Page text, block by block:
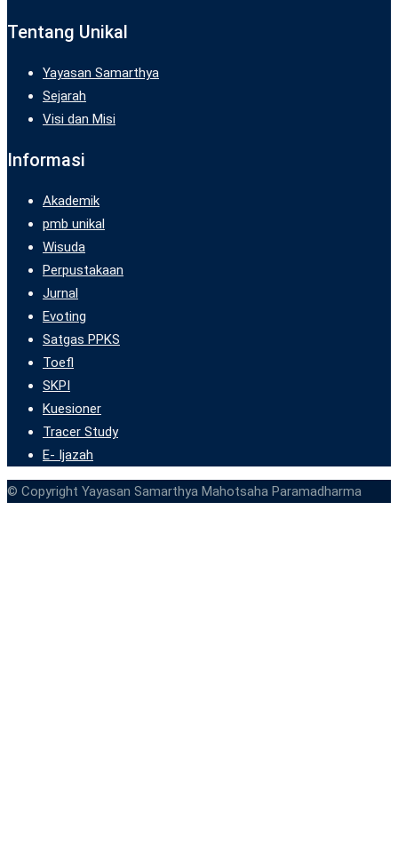
Tentang Unikal
Yayasan Samarthya
Sejarah
Visi dan Misi
Informasi
Akademik
pmb unikal
Wisuda
Perpustakaan
Jurnal
Evoting
Satgas PPKS
Toefl
SKPI
Kuesioner
Tracer Study
E- Ijazah
© Copyright Yayasan Samarthya Mahotsaha Paramadharma